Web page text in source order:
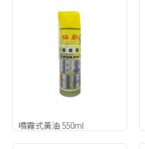
噴霧式黃油 550ml